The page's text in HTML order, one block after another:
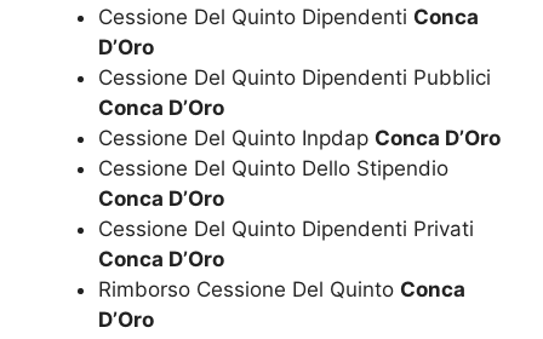
Cessione Del Quinto Dipendenti Conca
D’Oro
Cessione Del Quinto Dipendenti Pubblici
Conca D’Oro
Cessione Del Quinto Inpdap Conca D’Oro
Cessione Del Quinto Dello Stipendio
Conca D’Oro
Cessione Del Quinto Dipendenti Privati
Conca D’Oro
Rimborso Cessione Del Quinto Conca
D’Oro